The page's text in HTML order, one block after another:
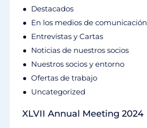
Destacados
En los medios de comunicación
Entrevistas y Cartas
Noticias de nuestros socios
Nuestros socios y entorno
Ofertas de trabajo
Uncategorized
XLVII Annual Meeting 2024